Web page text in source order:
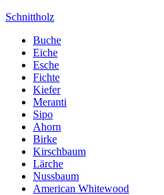
Schnittholz
Buche
Eiche
Esche
Fichte
Kiefer
Meranti
Sipo
Ahorn
Birke
Kirschbaum
Lärche
Nussbaum
American Whitewood